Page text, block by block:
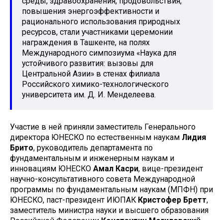
повышения энергоэффективности и
рационального использования природных
ресурсов, стали участниками церемонии
награждения в Ташкенте, на полях
Международного симпозиума «Наука для
устойчивого развития: вызовы для
Центральной Азии» в стенах филиала
Российского химико-технологического
университета им. Д. И. Менделеева.
Участие в ней приняли заместитель Генерального
директора ЮНЕСКО по естественным наукам Лидия
Брито, руководитель департамента по
фундаментальным и инженерным наукам и
инновациям ЮНЕСКО Амал Касри, вице-президент
научно-консультативного совета Международной
программы по фундаментальным наукам (МПФН) при
ЮНЕСКО, паст-президент ИЮПАК Кристофер Бретт,
заместитель министра науки и высшего образования